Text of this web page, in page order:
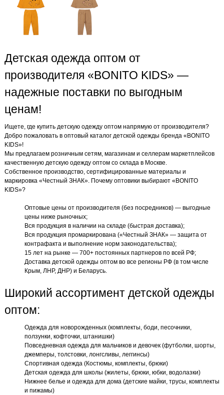
Детская одежда оптом от
производителя «BONITO KIDS» —
надежные поставки по выгодным
ценам!
Ищете, где купить детскую одежду оптом напрямую от производителя?
Добро пожаловать в оптовый каталог детской одежды бренда «BONITO
KIDS»!
Мы предлагаем розничным сетям, магазинам и селлерам маркетплейсов
качественную детскую одежду оптом со склада в Москве.
Собственное производство, сертифицированные материалы и
маркировка «Честный ЗНАК». Почему оптовики выбирают «BONITO
KIDS»?
Оптовые цены от производителя (без посредников) — выгодные
цены ниже рыночных;
Вся продукция в наличии на складе (быстрая доставка);
Вся продукция промаркирована («Честный ЗНАК» — защита от
контрафакта и выполнение норм законодательства);
15 лет на рынке — 700+ постоянных партнеров по всей РФ;
Доставка детской одежды оптом во все регионы РФ (в том числе
Крым, ЛНР, ДНР) и Беларусь.
Широкий ассортимент детской одежды
оптом:
Одежда для новорожденных (комплекты, боди, песочники,
ползунки, кофточки, штанишки)
Повседневная одежда для мальчиков и девочек (футболки, шорты,
джемперы, толстовки, лонгсливы, леггинсы)
Спортивная одежда (Костюмы, комплекты, брюки)
Детская одежда для школы (жилеты, брюки, юбки, водолазки)
Нижнее белье и одежда для дома (детские майки, трусы, комплекты
и пижамы)